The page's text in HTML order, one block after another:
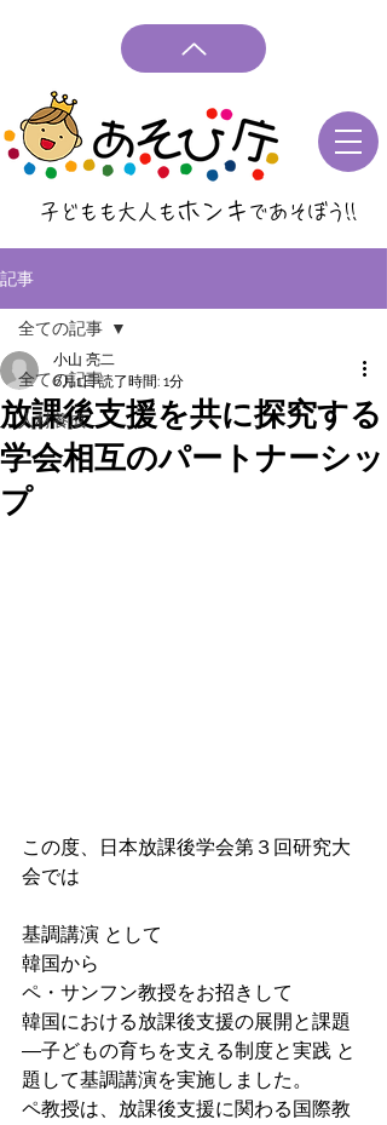
子どもも大人もホンキ であそぼう !!
記事
全ての記事
人材養成
全ての記事
放課後支援を共に探究する
学会相互のパートナーシッ
プ
小山 亮二
6月1日読了時間: 1分
この度、日本放課後学会第３回研究大
会では
基調講演 として
韓国から
ペ・サンフン教授をお招きして
韓国における放課後支援の展開と課題
―子どもの育ちを支える制度と実践 と
題して基調講演を実施しました。
ペ教授は、放課後支援に関わる国際教